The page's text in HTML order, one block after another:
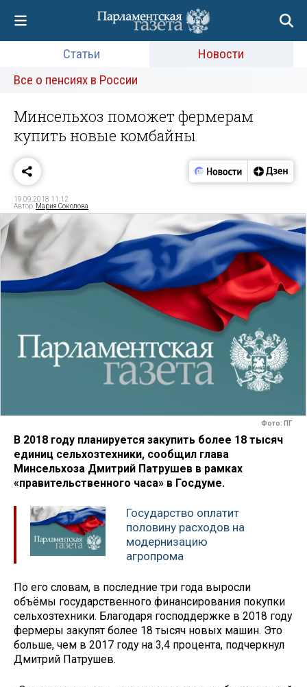
Статьи
Новости
Все о пенсиях в России
Минсельхоз поможет фермерам
купить новые комбайны
19.09.2018 11:12
Автор: Мария Соколова
Фото: ПГ
В 2018 году планируется закупить более 18 тысяч
единиц сельхозтехники, сообщил глава
Минсельхоза Дмитрий Патрушев в рамках
«правительственного часа» в Госдуме.
Государство оплатит
половину расходов на
модернизацию
агропрома
По его словам, в последние три года выросли
объёмы государственного финансирования покупки
сельхозтехники. Благодаря господдержке в 2018 году
фермеры закупят более 18 тысяч новых машин. Это
больше, чем в 2017 году на 3,4 процента, подчеркнул
Дмитрий Патрушев.